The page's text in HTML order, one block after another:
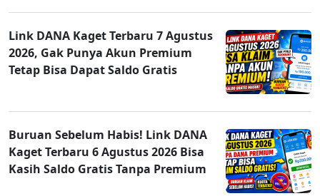
Link DANA Kaget Terbaru 7 Agustus
2026, Gak Punya Akun Premium
Tetap Bisa Dapat Saldo Gratis
Buruan Sebelum Habis! Link DANA
Kaget Terbaru 6 Agustus 2026 Bisa
Kasih Saldo Gratis Tanpa Premium